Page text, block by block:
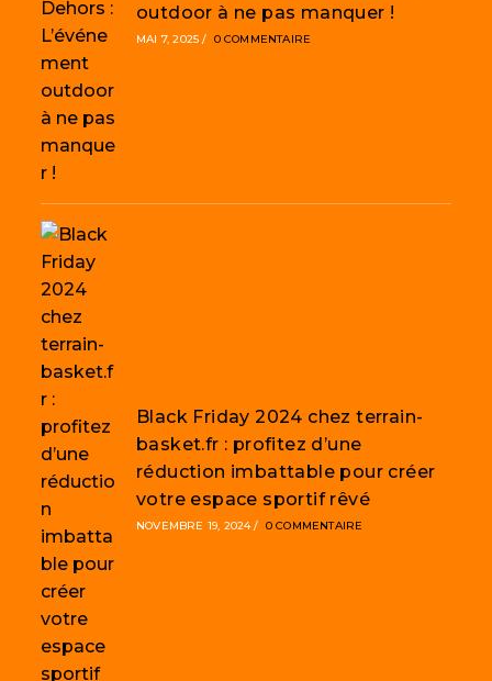
outdoor à ne pas manquer !
MAI 7, 2025 / 0 COMMENTAIRE
Black Friday 2024 chez terrain-
basket.fr : profitez d’une
réduction imbattable pour créer
votre espace sportif rêvé
NOVEMBRE 19, 2024 / 0 COMMENTAIRE